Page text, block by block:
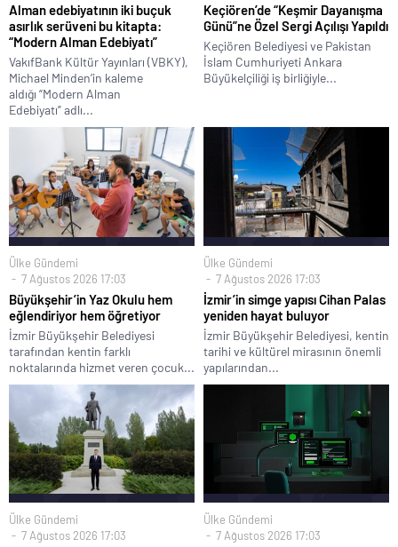
Alman edebiyatının iki buçuk
asırlık serüveni bu kitapta:
“Modern Alman Edebiyatı”
VakıfBank Kültür Yayınları (VBKY),
Michael Minden’in kaleme
aldığı “Modern Alman
Edebiyatı” adlı...
Keçiören’de “Keşmir Dayanışma
Günü”ne Özel Sergi Açılışı Yapıldı
Keçiören Belediyesi ve Pakistan
İslam Cumhuriyeti Ankara
Büyükelçiliği iş birliğiyle...
Ülke Gündemi
7 Ağustos 2026 17:03
Büyükşehir’in Yaz Okulu hem
eğlendiriyor hem öğretiyor
İzmir Büyükşehir Belediyesi
tarafından kentin farklı
noktalarında hizmet veren çocuk...
Ülke Gündemi
7 Ağustos 2026 17:03
İzmir’in simge yapısı Cihan Palas
yeniden hayat buluyor
İzmir Büyükşehir Belediyesi, kentin
tarihi ve kültürel mirasının önemli
yapılarından...
Ülke Gündemi
7 Ağustos 2026 17:03
Ülke Gündemi
7 Ağustos 2026 17:03